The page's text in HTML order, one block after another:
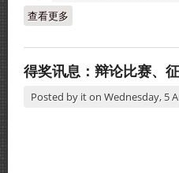
查看更多
得奖讯息：辩论比赛、
Posted by iton Wednesday, 5